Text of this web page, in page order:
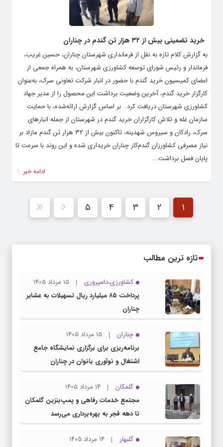
خرید تضمینی بیش از ۳۲ هزار تن گندم در چناران
به گزارش کلام تازه به نقل از فرمانداری شهرستان چناران، حسین غریب،
فرماندار و رئیس شورای توسعه کشاورزی شهرستان، به همراه جمعی از
اعضای کمیسیون خرید گندم با حضور در انبار شرکت تعاونی سرک، به‌عنوان
کارگزار خرید گندم، آخرین وضعیت برداشت این محصول را از مدیر جهاد
کشاورزی شهرستان دریافت کرد. ‌ بر اساس گزارش ارائه‌شده، با حمایت
سازمان غله و تلاش کارگزاران خرید گندم در شهرستان از جمله انبارهای
سرک، رادکان و سیروس شهدینه، تاکنون بیش از ۳۲ هزار تن گندم مازاد بر
نیاز مصرفی کشاورزان گندم‌کار چناران خریداری شده و این روند با سرعت تا
پایان فصل برداشت...
ادامه خبر
1
2
3
4
5
تازه ترین مطالب
کشاورزی،دامپروری
15 مرداد 1405
پرداخت ۸۵ میلیارد ریال تسهیلات به عشایر
چناران
چناران
15 مرداد 1405
برنامه‌ریزی برای برگزاری نمایشگاه جامع
اشتغال و نوآوری بانوان در چناران
گلمکان
14 مرداد 1405
مجتمع خدمات رفاهی و پمپ‌بنزین گلمکان
تا دهه فجر به بهره‌برداری می‌رسد
گلبهار
14 مرداد 1405